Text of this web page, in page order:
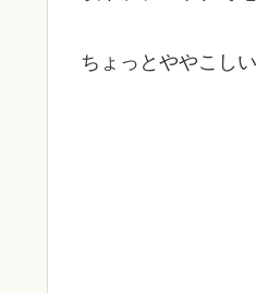
ちょっとややこし